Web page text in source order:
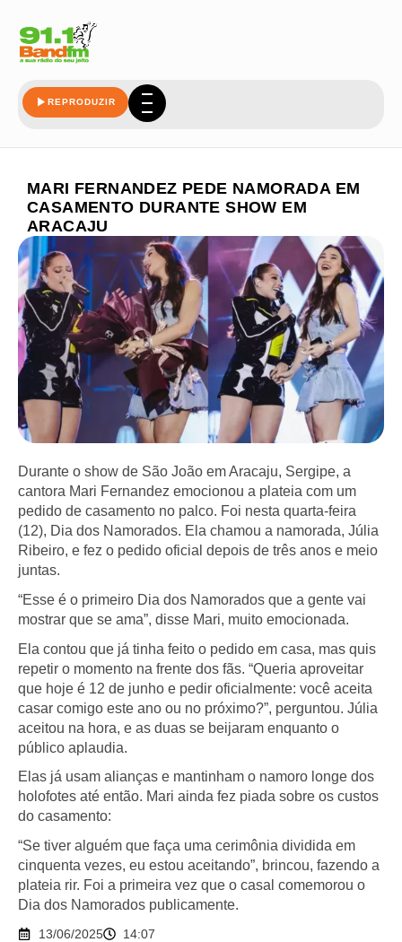
REPRODUZIR
MARI FERNANDEZ PEDE NAMORADA EM
CASAMENTO DURANTE SHOW EM
ARACAJU
Durante o show de São João em Aracaju, Sergipe, a
cantora Mari Fernandez emocionou a plateia com um
pedido de casamento no palco. Foi nesta quarta-feira
(12), Dia dos Namorados. Ela chamou a namorada, Júlia
Ribeiro, e fez o pedido oficial depois de três anos e meio
juntas.
“Esse é o primeiro Dia dos Namorados que a gente vai
mostrar que se ama”, disse Mari, muito emocionada.
Ela contou que já tinha feito o pedido em casa, mas quis
repetir o momento na frente dos fãs. “Queria aproveitar
que hoje é 12 de junho e pedir oficialmente: você aceita
casar comigo este ano ou no próximo?”, perguntou. Júlia
aceitou na hora, e as duas se beijaram enquanto o
público aplaudia.
Elas já usam alianças e mantinham o namoro longe dos
holofotes até então. Mari ainda fez piada sobre os custos
do casamento:
“Se tiver alguém que faça uma cerimônia dividida em
cinquenta vezes, eu estou aceitando”, brincou, fazendo a
plateia rir. Foi a primeira vez que o casal comemorou o
Dia dos Namorados publicamente.
13/06/2025 14:07